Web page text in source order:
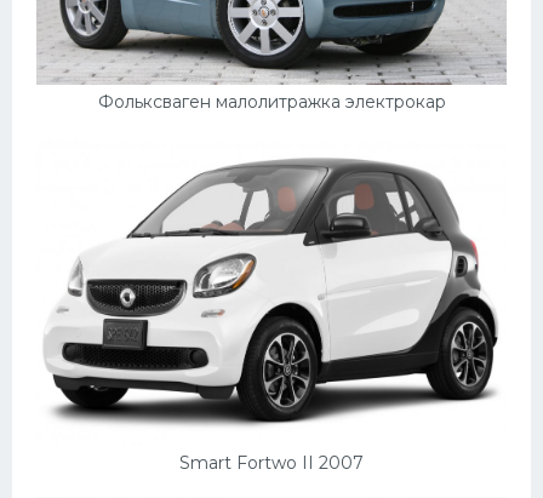
Фольксваген малолитражка электрокар
Smart Fortwo II 2007